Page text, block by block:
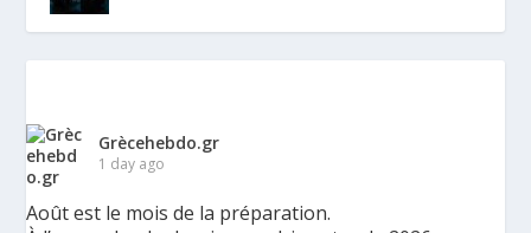
Grècehebdo.gr
1 day ago
Août est le mois de la préparation.